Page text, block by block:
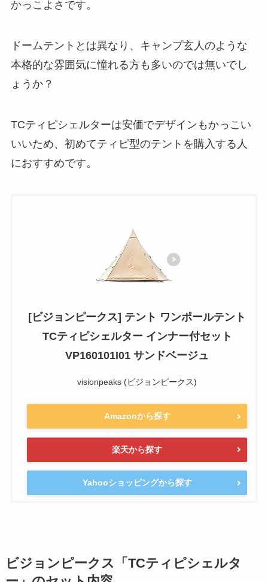
かっこよさです。
ドームテントとは異なり、キャンプ玄人のような
本格的な雰囲気に憧れる方も多いのでは無いでし
ょうか？
TCティピシェルターは安価でデザインもかっこい
いいため、初めてティピ型のテントを購入する人
におすすめです。
[ビジョンピークス] テント ワンポールテント
TCティピシェルター インナー付セット
VP160101I01 サンドベージュ
visionpeaks (ビジョンピークス)
Amazonから探す
楽天から探す
Yahooショッピングから探す
ビジョンピークス「TCティピシェルタ